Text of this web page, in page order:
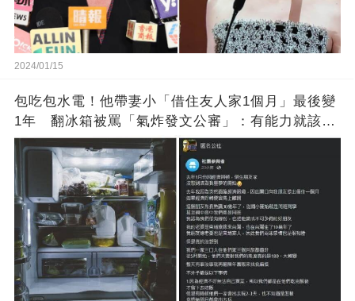
2024/01/15
包吃包水電！他帶妻小「借住友人家1個月」最後變
1年 翻冰箱被罵「氣炸發文公審」：有能力就該大
方